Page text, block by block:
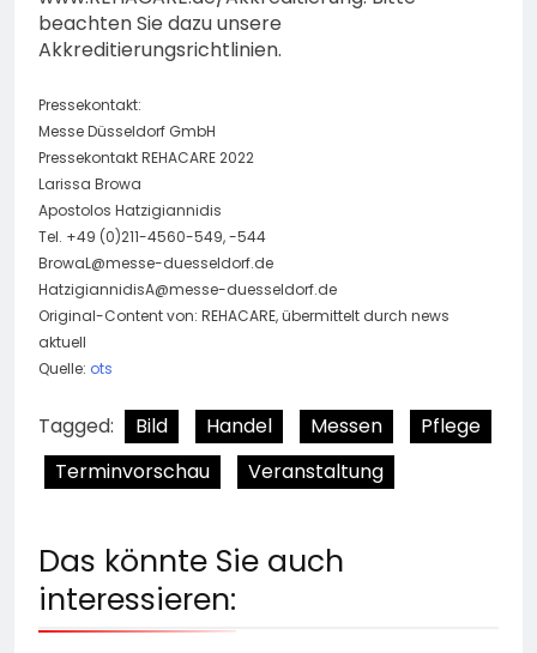
beachten Sie dazu unsere
Akkreditierungsrichtlinien.
Pressekontakt:
Messe Düsseldorf GmbH
Pressekontakt REHACARE 2022
Larissa Browa
Apostolos Hatzigiannidis
Tel. +49 (0)211-4560-549, -544
BrowaL@messe-duesseldorf.de
HatzigiannidisA@messe-duesseldorf.de
Original-Content von: REHACARE, übermittelt durch news
aktuell
Quelle: ots
Tagged: Bild Handel Messen
Pflege
Terminvorschau
Veranstaltung
Das könnte Sie auch
interessieren: